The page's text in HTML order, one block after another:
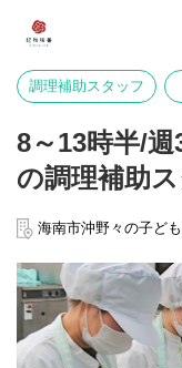
調理補助スタッフ
8～13時半/
の調理補助
海南市沖野々の子ど